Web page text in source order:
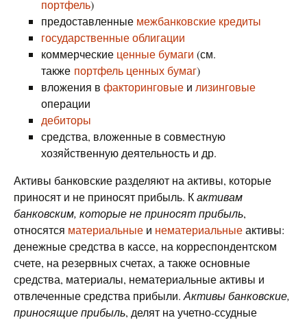
портфель)
предоставленные межбанковские кредиты
государственные облигации
коммерческие ценные бумаги (см.
также портфель ценных бумаг)
вложения в факторинговые и лизинговые
операции
дебиторы
средства, вложенные в совместную
хозяйственную деятельность и др.
Активы банковские разделяют на активы, которые
приносят и не приносят прибыль. Кактивам
банковским, которые не приносят прибыль,
относятся материальные и нематериальныеактивы:
денежные средства в кассе, на корреспондентском
счете, на резервных счетах, а также основные
средства, материалы, нематериальные активы и
отвлеченные средства прибыли. Активы банковские,
приносящие прибыль, делят на учетно-ссудные